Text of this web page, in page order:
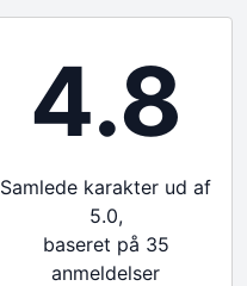
4.8
Samlede karakter ud af
5.0,
baseret på 35
anmeldelser